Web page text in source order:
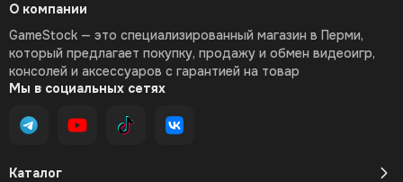
Каталог
О компании
GameStock — это специализированный магазин в Перми,
который предлагает покупку, продажу и обмен видеоигр,
консолей и аксессуаров с гарантией на товар
Мы в социальных сетях